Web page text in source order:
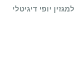
למגזין יופי דיגיטלי